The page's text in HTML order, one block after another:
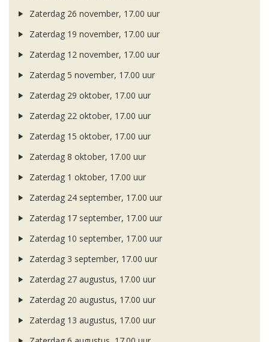
Zaterdag 26 november, 17.00 uur
Zaterdag 19 november, 17.00 uur
Zaterdag 12 november, 17.00 uur
Zaterdag 5 november, 17.00 uur
Zaterdag 29 oktober, 17.00 uur
Zaterdag 22 oktober, 17.00 uur
Zaterdag 15 oktober, 17.00 uur
Zaterdag 8 oktober, 17.00 uur
Zaterdag 1 oktober, 17.00 uur
Zaterdag 24 september, 17.00 uur
Zaterdag 17 september, 17.00 uur
Zaterdag 10 september, 17.00 uur
Zaterdag 3 september, 17.00 uur
Zaterdag 27 augustus, 17.00 uur
Zaterdag 20 augustus, 17.00 uur
Zaterdag 13 augustus, 17.00 uur